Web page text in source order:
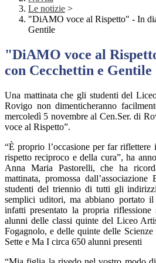
Le notizie >
"DiAMO voce al Rispetto" - In
Gentile
"DiAMO voce al
con Cecchettin e Gentile
Una mattinata che gli studenti del
Rovigo non dimenticheranno
mercoledì 5 novembre al Cen.Ser. di
voce al Rispetto”.
“È proprio l’occasione per far riflettere
rispetto reciproco e della cura”, ha
Anna Maria Pastorelli, che ha
mattinata, promossa
studenti del triennio di tutti gli
semplici uditori, ma abbiano portato
infatti presentato la propria
alunni delle classi quinte del Liceo
Fogagnolo, e delle quinte delle
Sette e Ma I circa 650 alunni presenti